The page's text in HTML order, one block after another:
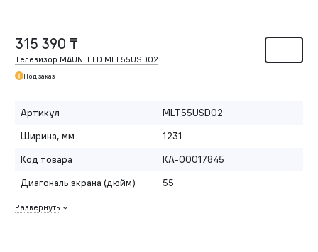
315 390 ₸
Телевизор MAUNFELD MLT55USD02
Под заказ
Артикул
MLT55USD02
Ширина, мм
1231
Код товара
КА-00017845
Диагональ экрана (дюйм)
55
Развернуть